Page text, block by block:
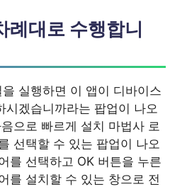
례대로 수행합니
실행하면 이 앱이 디바이스
시겠습니까라는 팝업이 나오
으로 빠르게 설치 마법사 로
선택할 수 있는 팝업이 나오
를 선택하고 OK 버튼을 누른
를 설치할 수 있는 창으로 전